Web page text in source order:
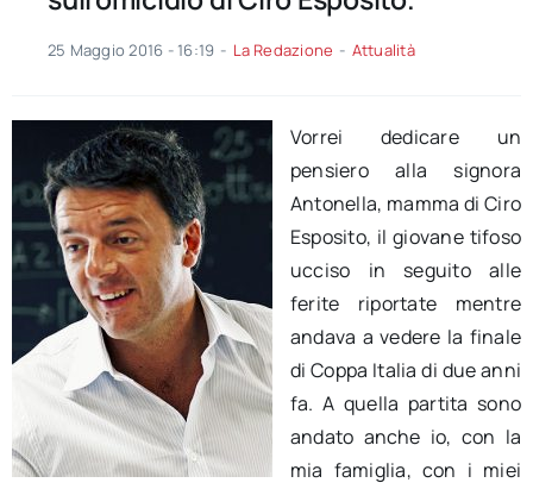
25 Maggio 2016 - 16:19 - La Redazione - Attualità
Vorrei dedicare un
pensiero alla signora
Antonella, mamma di Ciro
Esposito, il giovane tifoso
ucciso in seguito alle
ferite riportate mentre
andava a vedere la finale
di Coppa Italia di due anni
fa. A quella partita sono
andato anche io, con la
mia famiglia, con i miei